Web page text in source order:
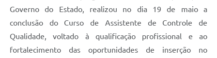
Governo do Estado, realizou no dia 19 de maio a
conclusão do Curso de Assistente de Controle de
Qualidade, voltado à qualificação profissional e ao
fortalecimento das oportunidades de inserção no